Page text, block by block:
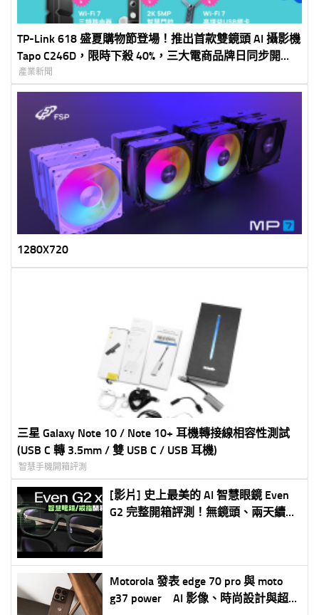
TP-Link 618 盛夏購物節登場！推出首款雙鏡頭 AI 攝影機
Tapo C246D，限時下殺 40%，三大電商品牌日同步開
跑，打造智慧清涼夏日生活
產業新聞
1280X720
三星 Galaxy Note 10 / Note 10+ 耳機轉接線相容性測試
(USB C 轉 3.5mm / 雙 USB C / USB 耳機)
智慧手機開箱評測
[影片] 史上最美的 AI 智慧眼鏡 Even
G2 完整開箱評測！無鏡頭、兩天續
Motorola 發表 edge 70 pro 與 moto
g37 power AI 影像、時尚設計與超長